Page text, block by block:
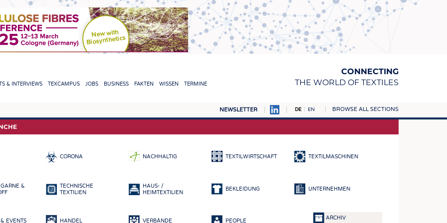
CONNECTING
THE WORLD OF TEXTILES
& INTERVIEWS TEXCAMPUS JOBS BUSINESS FAKTEN WISSEN TERMINE
NEWSLETTER DE EN BROWSE ALL SECTIONS
TEXTILE LEADERSHIP FASERN
GEWEBE
CORONA NACHHALTIG TEXTILWIRTSCHAFT TEXTILMASCHINEN
&
TECHNISCHE
TEXTILIEN
HAUS- /
HEIMTEXTILIEN
BEKLEIDUNG UNTERNEHMEN
EVENTS HANDEL VERBÄNDE PEOPLE ARCHIV